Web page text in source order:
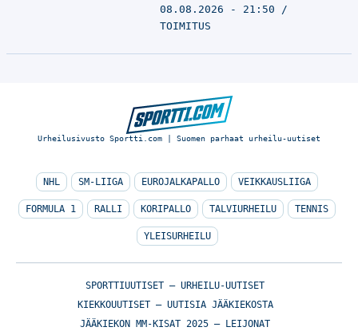
08.08.2026 - 21:50
TOIMITUS
Urheilusivusto Sportti.com | Suomen parhaat urheilu-uutiset
NHL SM-LIIGA EUROJALKAPALLO VEIKKAUSLIIGA
FORMULA 1 RALLI KORIPALLO TALVIURHEILU TENNIS
YLEISURHEILU
SPORTTIUUTISET – URHEILU-UUTISET
KIEKKOUUTISET – UUTISIA JÄÄKIEKOSTA
JÄÄKIEKON MM-KISAT 2025 – LEIJONAT